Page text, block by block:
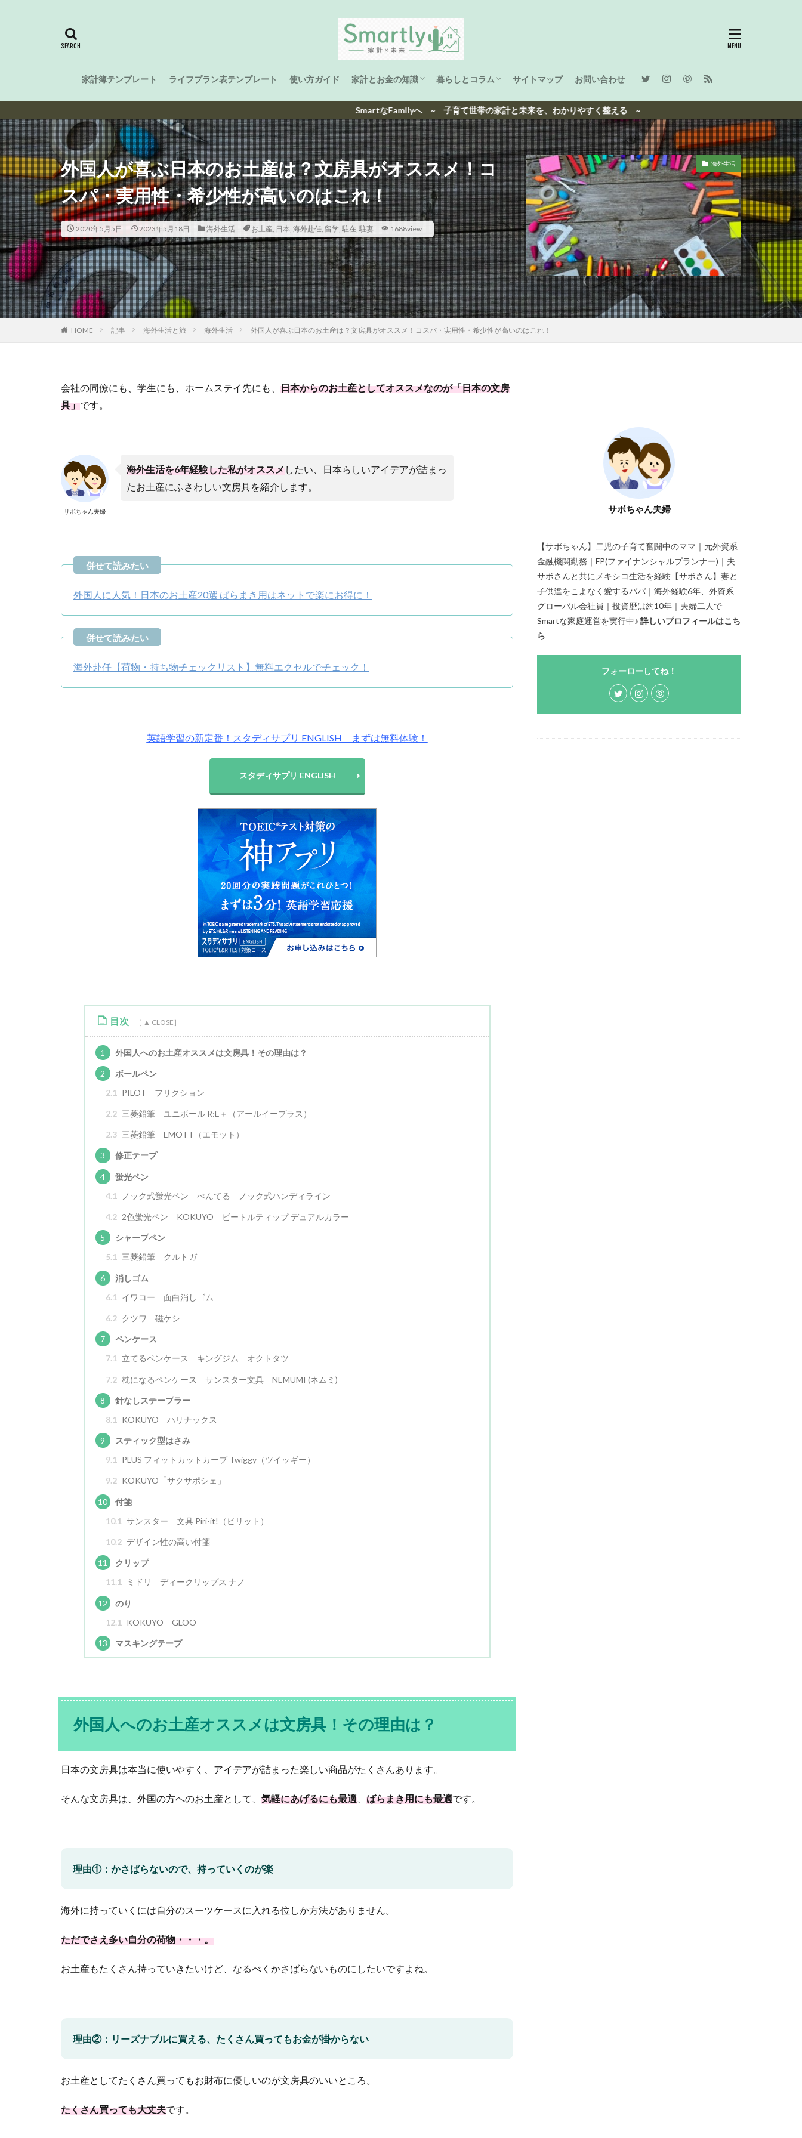
家計簿テンプレート ライフプラン表テンプレート 使い方ガイド 家計とお金の知識
家計管理
ライフプラン
資産形成
暮らしとコラム
子育て
海外生活と旅
洋楽ヒット曲ランキング
日本ヒット曲ランキング
サイトマップ お問い合わせ
SmartなFamilyへ ~ 子育て世帯の家計と未来を、わかりやすく整える ~
外国人が喜ぶ日本のお土産は？文房具がオススメ！コ
スパ・実用性・希少性が高いのはこれ！
2020年5月5日 2023年5月18日 海外生活 お土産, 日本, 海外赴任, 留学, 駐在, 駐妻 1688view
海外生活
HOME 記事 海外生活と旅 海外生活 外国人が喜ぶ日本のお土産は？文房具がオススメ！コスパ・実用性・希少性が高いのはこれ！
会社の同僚にも、学生にも、ホームステイ先にも、 日本からのお土産としてオススメなのが「日本の文房
具」です。
サボちゃん夫婦
海外生活を6年経験した私がオススメ したい、日本らしいアイデアが詰まっ
たお土産にふさわしい文房具を紹介します。
外国人に人気！日本のお土産20選 ばらまき用はネットで楽にお得に！
海外赴任【荷物・持ち物チェックリスト】無料エクセルでチェック！
英語学習の新定番！スタディサプリ ENGLISH まずは無料体験！
スタディサプリ ENGLISH
目次
1 外国人へのお土産オススメは文房具！その理由は？
2
ボールペン
2.1
PILOT フリクション
2.2 三菱鉛筆 ユニボール R:E＋（アールイープラス）
2.3 三菱鉛筆 EMOTT（エモット）
3 修正テープ
4
蛍光ペン
4.1
ノック式蛍光ペン ぺんてる ノック式ハンディライン
4.2 2色蛍光ペン KOKUYO ビートルティップ デュアルカラー
5
シャープペン
5.1
三菱鉛筆 クルトガ
6
消しゴム
6.1
イワコー 面白消しゴム
6.2 クツワ 磁ケシ
7
ペンケース
7.1
立てるペンケース キングジム オクトタツ
7.2 枕になるペンケース サンスター文具 NEMUMI (ネムミ)
8
針なしステープラー
8.1
KOKUYO ハリナックス
9
スティック型はさみ
9.1
PLUS フィットカットカーブ Twiggy（ツイッギー）
9.2 KOKUYO「サクサポシェ」
10
付箋
10.1 サンスター 文具 Piri-it!（ピリット）
10.2 デザイン性の高い付箋
11
クリップ
11.1
ミドリ ディークリップス ナノ
12
のり
12.1
KOKUYO GLOO
13 マスキングテープ
外国人へのお土産オススメは文房具！その理由は？
日本の文房具は本当に使いやすく、アイデアが詰まった楽しい商品がたくさんあります。
そんな文房具は、外国の方へのお土産として、 気軽にあげるにも最適 ばらまき用にも最適です。
理由①：かさばらないので、持っていくのが楽
海外に持っていくには自分のスーツケースに入れる位しか方法がありません。
ただでさえ多い自分の荷物・・・。
お土産もたくさん持っていきたいけど、なるべくかさばらないものにしたいですよね。
理由②：リーズナブルに買える、たくさん買ってもお金が掛からない
お土産としてたくさん買ってもお財布に優しいのが文房具のいいところ。
たくさん買っても大丈夫です。
サボちゃん夫婦
【サボちゃん】二児の子育て奮闘中のママ｜元外資系
金融機関勤務｜FP(ファイナンシャルプランナー)｜夫
サボさんと共にメキシコ生活を経験【サボさん】妻と
子供達をこよなく愛するパパ｜海外経験6年、外資系
グローバル会社員｜投資歴は約10年｜夫婦二人で
Smartな家庭運営を実行中♪ 詳しいプロフィールはこち
ら
フォーローしてね！